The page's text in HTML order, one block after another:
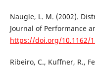
Naugle, L. M. (2002).
Journal of Performance
https://doi.org/10.1162/
Ribeiro, C., Kuffner, R.,